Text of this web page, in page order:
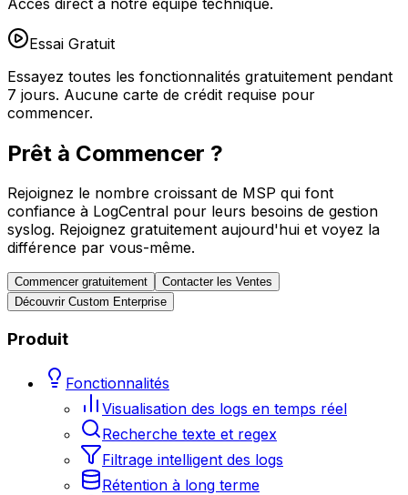
Essai Gratuit
Essayez toutes les fonctionnalités gratuitement pendant
7 jours. Aucune carte de crédit requise pour
commencer.
Prêt à Commencer ?
Rejoignez le nombre croissant de MSP qui font
confiance à LogCentral pour leurs besoins de gestion
syslog. Rejoignez gratuitement aujourd'hui et voyez la
différence par vous-même.
Commencer gratuitement
Contacter les Ventes
Découvrir Custom Enterprise
Produit
Fonctionnalités
Visualisation des logs en temps réel
Recherche texte et regex
Filtrage intelligent des logs
Rétention à long terme